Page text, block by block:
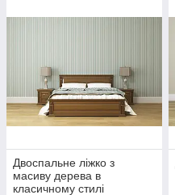
Двоспальне ліжко з
масиву дерева в
класичному стилі